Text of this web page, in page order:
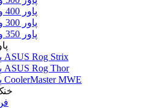
پاور 400 وات
پاور 300 وات
پاور 350 وات
پاور ASUS Rog Strix
پاور ASUS Rog Thor
پاور CoolerMaster MWE